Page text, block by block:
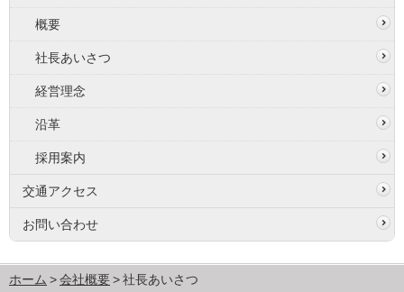
概要
社長あいさつ
経営理念
沿革
採用案内
交通アクセス
お問い合わせ
ホーム 会社概要 社長あいさつ